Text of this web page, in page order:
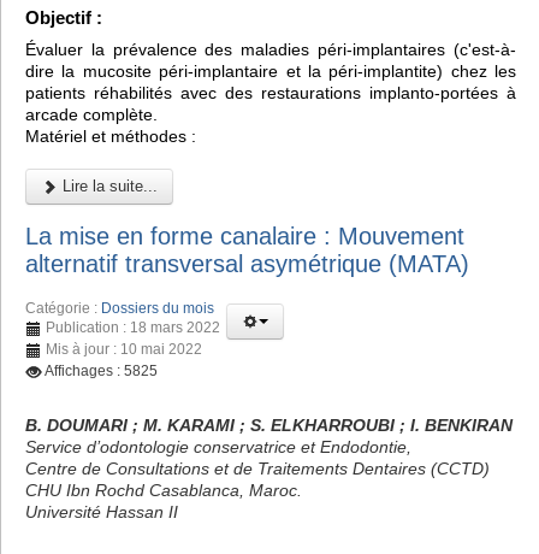
Objectif :
Évaluer la prévalence des maladies péri-implantaires (c'est-à-
dire la mucosite péri-implantaire et la péri-implantite) chez les
patients réhabilités avec des restaurations implanto-portées à
arcade complète.
Matériel et méthodes :
Lire la suite...
La mise en forme canalaire : Mouvement
alternatif transversal asymétrique (MATA)
Catégorie : Dossiers du mois
Publication : 18 mars 2022
Mis à jour : 10 mai 2022
Affichages : 5825
B. DOUMARI ; M. KARAMI ; S. ELKHARROUBI ; I. BENKIRAN
Service d’odontologie conservatrice et Endodontie,
Centre de Consultations et de Traitements Dentaires (CCTD)
CHU Ibn Rochd Casablanca, Maroc.
Université Hassan II